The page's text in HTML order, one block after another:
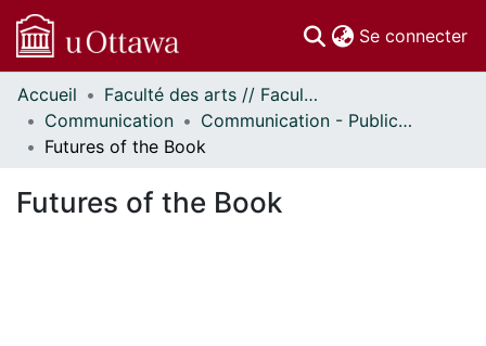
Se connecter
Communautés
et collections
Parcourir
À propos
Accueil
Faculté des arts // Faculty of Arts
Communication
Communication - Publications
Futures of the Book
Futures of the Book